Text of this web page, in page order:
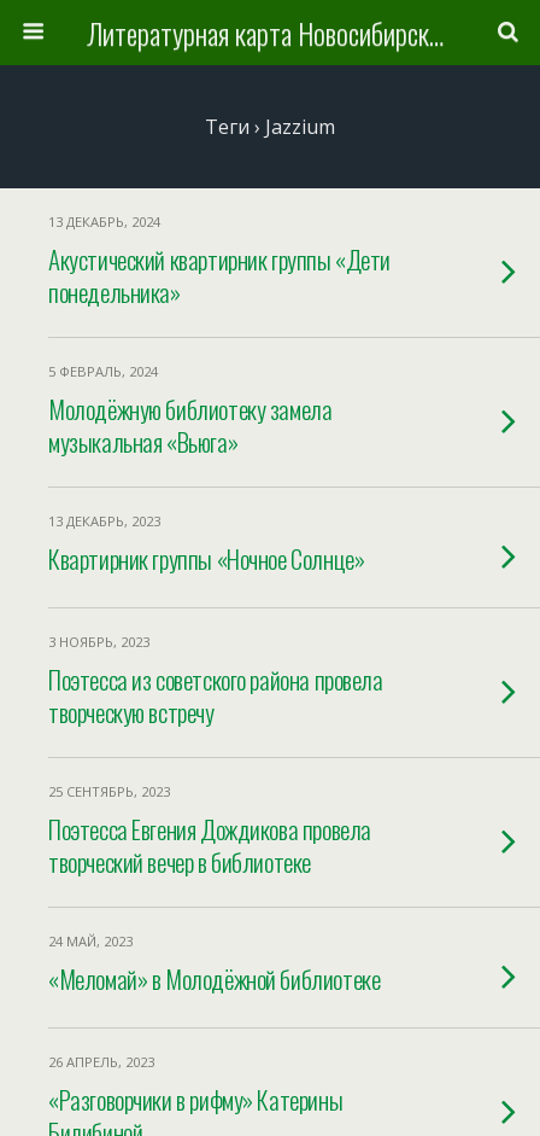
Литературная карта Новосибирска и Новосибирской области
Теги › Jazzium
13 ДЕКАБРЬ, 2024
Акустический квартирник группы «Дети
понедельника»
5 ФЕВРАЛЬ, 2024
Молодёжную библиотеку замела
музыкальная «Вьюга»
13 ДЕКАБРЬ, 2023
Квартирник группы «Ночное Солнце»
3 НОЯБРЬ, 2023
Поэтесса из советского района провела
творческую встречу
25 СЕНТЯБРЬ, 2023
Поэтесса Евгения Дождикова провела
творческий вечер в библиотеке
24 МАЙ, 2023
«Меломай» в Молодёжной библиотеке
26 АПРЕЛЬ, 2023
«Разговорчики в рифму» Катерины